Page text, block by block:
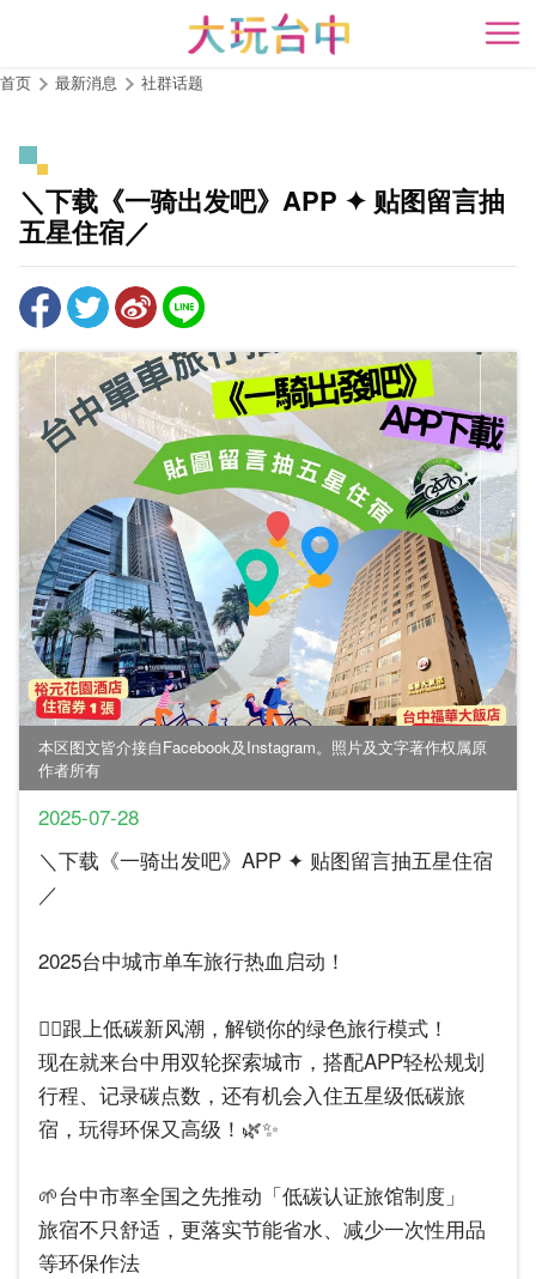
主
要
开
首页 最新消息 社群话题
＼下载《一骑出发吧》APP ✦ 贴图留言抽
五星住宿／
本区图文皆介接自Facebook及Instagram。照片及文字著作权属原
作者所有
2025-07-28
＼下载《一骑出发吧》APP ✦ 贴图留言抽五星住宿
／
2025台中城市单车旅行热血启动！
🚴‍♀️跟上低碳新风潮，解锁你的绿色旅行模式！
现在就来台中用双轮探索城市，搭配APP轻松规划
行程、记录碳点数，还有机会入住五星级低碳旅
宿，玩得环保又高级！🌿✨
🌱台中市率全国之先推动「低碳认证旅馆制度」
旅宿不只舒适，更落实节能省水、减少一次性用品
等环保作法